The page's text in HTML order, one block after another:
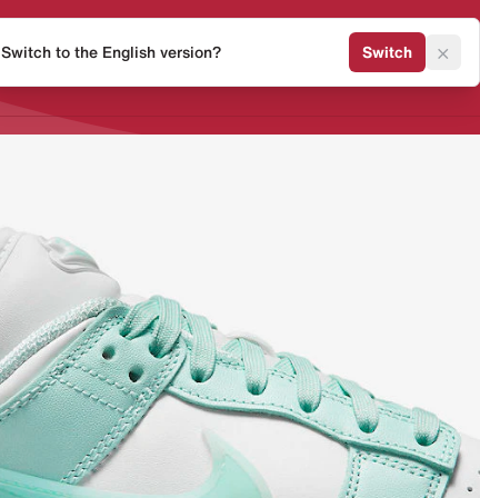
Release Kalender Sneaker
Switch to the English version? Switch ×